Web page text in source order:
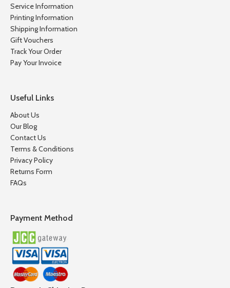
Service Information
Printing Information
Shipping Information
Gift Vouchers
Track Your Order
Pay Your Invoice
Useful Links
About Us
Our Blog
Contact Us
Terms & Conditions
Privacy Policy
Returns Form
FAQs
Payment Method